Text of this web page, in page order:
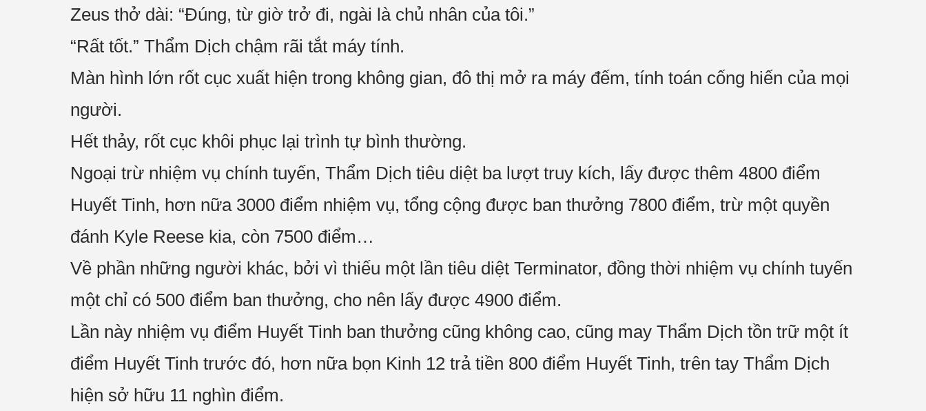
Zeus thở dài: “Đúng, từ giờ trở đi, ngài là chủ nhân của tôi.”
“Rất tốt.” Thẩm Dịch chậm rãi tắt máy tính.
Màn hình lớn rốt cục xuất hiện trong không gian, đô thị mở ra máy đếm, tính toán cống hiến của mọi
người.
Hết thảy, rốt cục khôi phục lại trình tự bình thường.
Ngoại trừ nhiệm vụ chính tuyến, Thẩm Dịch tiêu diệt ba lượt truy kích, lấy được thêm 4800 điểm
Huyết Tinh, hơn nữa 3000 điểm nhiệm vụ, tổng cộng được ban thưởng 7800 điểm, trừ một quyền
đánh Kyle Reese kia, còn 7500 điểm…
Về phần những người khác, bởi vì thiếu một lần tiêu diệt Terminator, đồng thời nhiệm vụ chính tuyến
một chỉ có 500 điểm ban thưởng, cho nên lấy được 4900 điểm.
Lần này nhiệm vụ điểm Huyết Tinh ban thưởng cũng không cao, cũng may Thẩm Dịch tồn trữ một ít
điểm Huyết Tinh trước đó, hơn nữa bọn Kinh 12 trả tiền 800 điểm Huyết Tinh, trên tay Thẩm Dịch
hiện sở hữu 11 nghìn điểm.